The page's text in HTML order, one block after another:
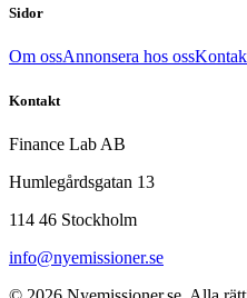
Sidor
Om ossAnnonsera hos oss
Kontakt
Finance Lab AB
Humlegårdsgatan 13
114 46 Stockholm
info@nyemissioner.se